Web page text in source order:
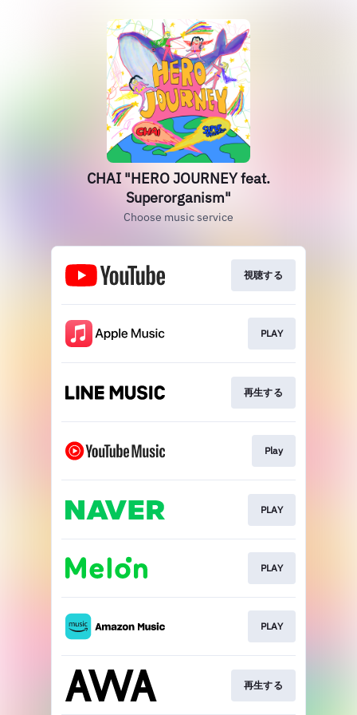
CHAI "HERO JOURNEY feat.
Superorganism"
Choose music service
視聴する
PLAY
再生する
Play
PLAY
PLAY
PLAY
再生する